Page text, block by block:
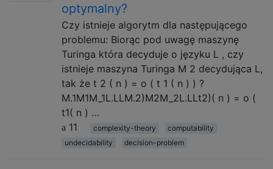
optymalny?
Czy istnieje algorytm dla następującego
problemu: Biorąc pod uwagę maszynę
Turinga która decyduje o języku L , czy
istnieje maszyna Turinga M 2 decydująca L,
tak że t 2 ( n ) = o ( t 1 ( n ) ) ?
M.1M1M_1L.LLM.2)M2M_2L.LLt2)( n ) = o (
t1( n ) …
11
complexity-theory
computability
undecidability
decision-problem